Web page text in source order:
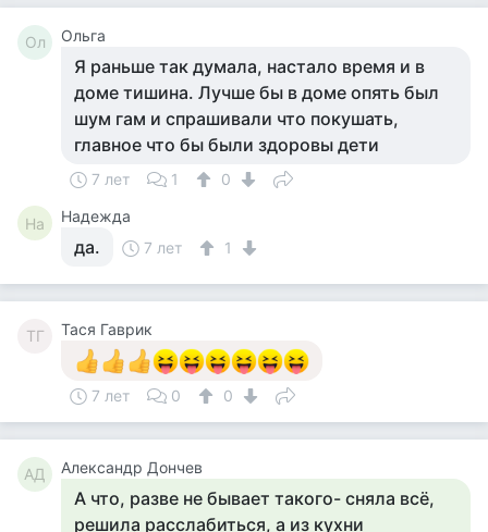
Ол Ольга
Я раньше так думала, настало время и в
доме тишина. Лучше бы в доме опять был
шум гам и спрашивали что покушать,
главное что бы были здоровы дети
7 лет 1 0
На Надежда
да. 7 лет 1
ТГ Тася Гаврик
7 лет 0 0
АД Александр Дончев
А что, разве не бывает такого- сняла всё,
решила расслабиться, а из кухни